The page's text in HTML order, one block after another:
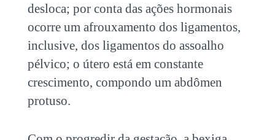
desloca; por conta das ações hormonais
ocorre um afrouxamento dos ligamentos,
inclusive, dos ligamentos do assoalho
pélvico; o útero está em constante
crescimento, compondo um abdômen
protuso.